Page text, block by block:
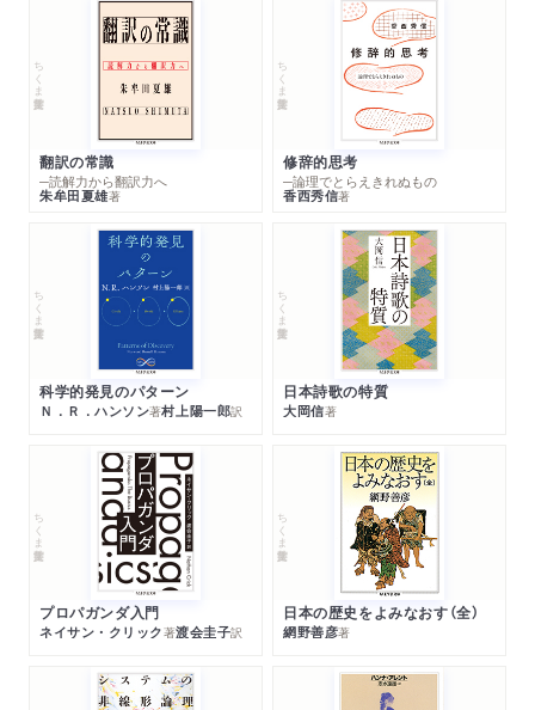
ちくま学芸文庫
翻訳の常識
─読解力から翻訳力へ
朱牟田夏雄著
ちくま学芸文庫
修辞的思考
─論理でとらえきれぬもの
香西秀信著
ちくま学芸文庫
科学的発見のパターン
Ｎ．Ｒ．ハンソン著村上陽一郎訳
ちくま学芸文庫
日本詩歌の特質
大岡信著
ちくま学芸文庫
プロパガンダ入門
ネイサン・クリック著渡会圭子訳
ちくま学芸文庫
日本の歴史をよみなおす（全）
網野善彦著